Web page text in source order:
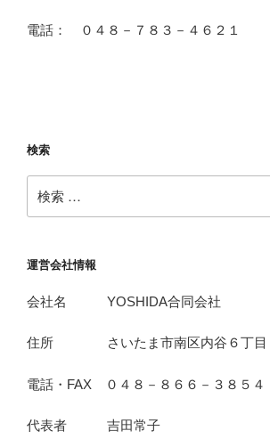
電話： ０４８－７８３－４６２１
検索
索:
運営会社情報
会社名 YOSHIDA合同会社
住所 さいたま市南区内谷６丁目
電話・FAX ０４８－８６６－３８５４
代表者 吉田常子